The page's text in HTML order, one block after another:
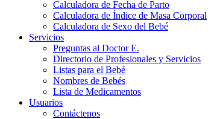
Calculadora de Fecha de Parto
Calculadora de Índice de Masa Corporal
Calculadora de Sexo del Bebé
Servicios
Preguntas al Doctor E.
Directorio de Profesionales y Servicios
Listas para el Bebé
Nombres de Bebés
Lista de Medicamentos
Usuarios
Contáctenos